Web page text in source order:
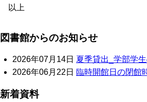
以上
図書館からのお知らせ
2026年07月14日 夏季貸出_学部学
2026年06月22日 臨時開館日の閉館
新着資料